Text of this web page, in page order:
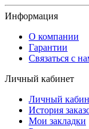
Информация
О компании
Гарантии
Связаться с
Личный кабинет
Личный
История
Мои закладки